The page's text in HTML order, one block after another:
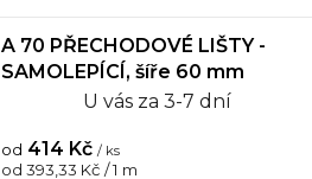
A 70 PŘECHODOVÉ LIŠTY -
SAMOLEPÍCÍ, šíře 60 mm
U vás za 3-7 dní
od 414 Kč / ks
Měrná
od 393,33 Kč / 1 m